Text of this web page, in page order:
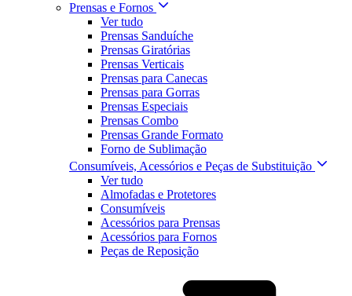
Prensas e Fornos
Ver tudo
Prensas Sanduíche
Prensas Giratórias
Prensas Verticais
Prensas para Canecas
Prensas para Gorras
Prensas Especiais
Prensas Combo
Prensas Grande Formato
Forno de Sublimação
Consumíveis, Acessórios e Peças de Substituição
Ver tudo
Almofadas e Protetores
Consumíveis
Acessórios para Prensas
Acessórios para Fornos
Peças de Reposição